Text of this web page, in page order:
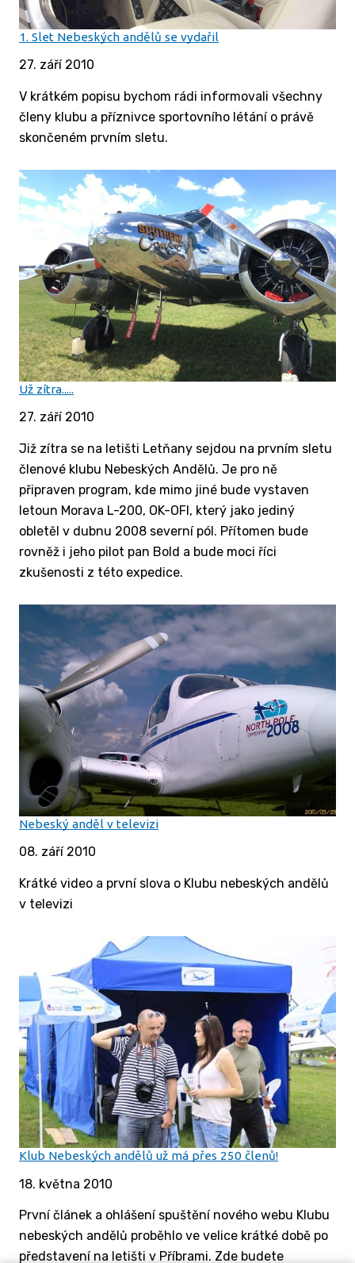
1. Slet Nebeských andělů se vydařil
27. září 2010
V krátkém popisu bychom rádi informovali všechny
členy klubu a příznivce sportovního létání o právě
skončeném prvním sletu.
Už zítra.....
27. září 2010
Již zítra se na letišti Letňany sejdou na prvním sletu
členové klubu Nebeských Andělů. Je pro ně
připraven program, kde mimo jiné bude vystaven
letoun Morava L-200, OK-OFI, který jako jediný
obletěl v dubnu 2008 severní pól. Přítomen bude
rovněž i jeho pilot pan Bold a bude moci říci
zkušenosti z této expedice.
Nebeský anděl v televizi
08. září 2010
Krátké video a první slova o Klubu nebeských andělů
v televizi
Klub Nebeských andělů už má přes 250 členů!
18. května 2010
První článek a ohlášení spuštění nového webu Klubu
nebeských andělů proběhlo ve velice krátké době po
představení na letišti v Příbrami. Zde budete